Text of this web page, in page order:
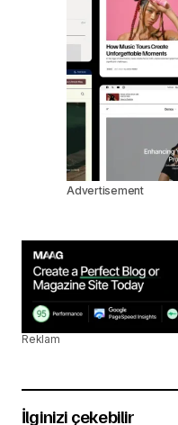
Advertisement
Reklam
İlginizi çekebilir